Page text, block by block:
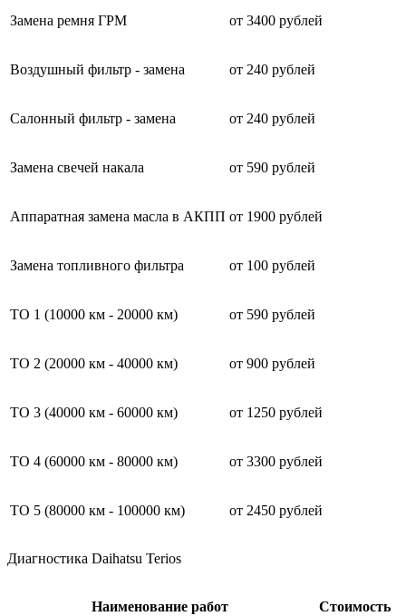
Замена ремня ГРМ от 3400 рублей
Воздушный фильтр - замена от 240 рублей
Салонный фильтр - замена от 240 рублей
Замена свечей накала от 590 рублей
Аппаратная замена масла в АКПП от 1900 рублей
Замена топливного фильтра от 100 рублей
ТО 1 (10000 км - 20000 км) от 590 рублей
ТО 2 (20000 км - 40000 км) от 900 рублей
ТО 3 (40000 км - 60000 км) от 1250 рублей
ТО 4 (60000 км - 80000 км) от 3300 рублей
ТО 5 (80000 км - 100000 км) от 2450 рублей
Диагностика Daihatsu Terios
Наименование работ Стоимость